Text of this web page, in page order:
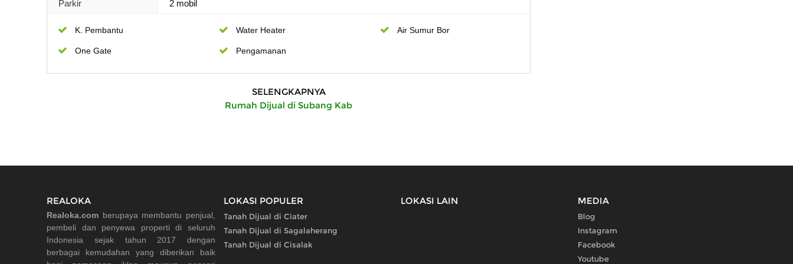
Parkir 2 mobil
K. Pembantu Water Heater Air Sumur Bor
One Gate Pengamanan
SELENGKAPNYA
Rumah Dijual di Subang Kab
REALOKA
Realoka.com berupaya membantu penjual,
pembeli dan penyewa properti di seluruh
Indonesia sejak tahun 2017 dengan
berbagai kemudahan yang diberikan baik
LOKASI POPULER
Tanah Dijual di Ciater
Tanah Dijual di Sagalaherang
Tanah Dijual di Cisalak
LOKASI LAIN MEDIA
Blog
Instagram
Facebook
Youtube